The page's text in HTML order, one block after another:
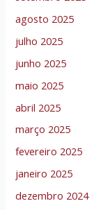
agosto 2025
julho 2025
junho 2025
maio 2025
abril 2025
março 2025
fevereiro 2025
janeiro 2025
dezembro 2024